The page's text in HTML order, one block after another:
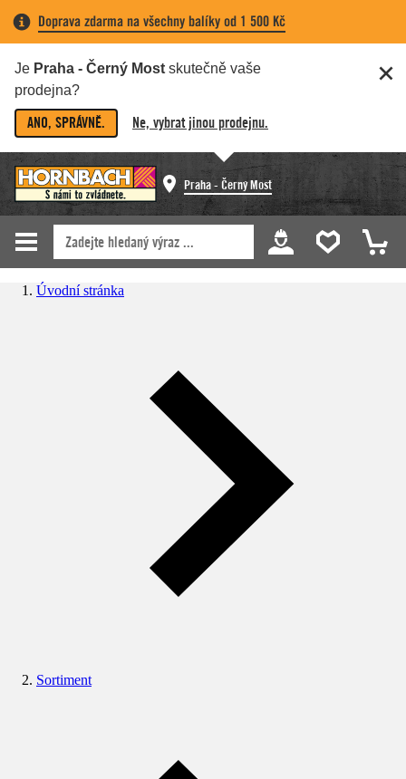
Doprava zdarma na všechny balíky od 1 500 Kč
Je Praha - Černý Most skutečně vaše
prodejna?
ANO, SPRÁVNĚ. Ne, vybrat jinou prodejnu.
Praha - Černý Most
Úvodní stránka
Sortiment